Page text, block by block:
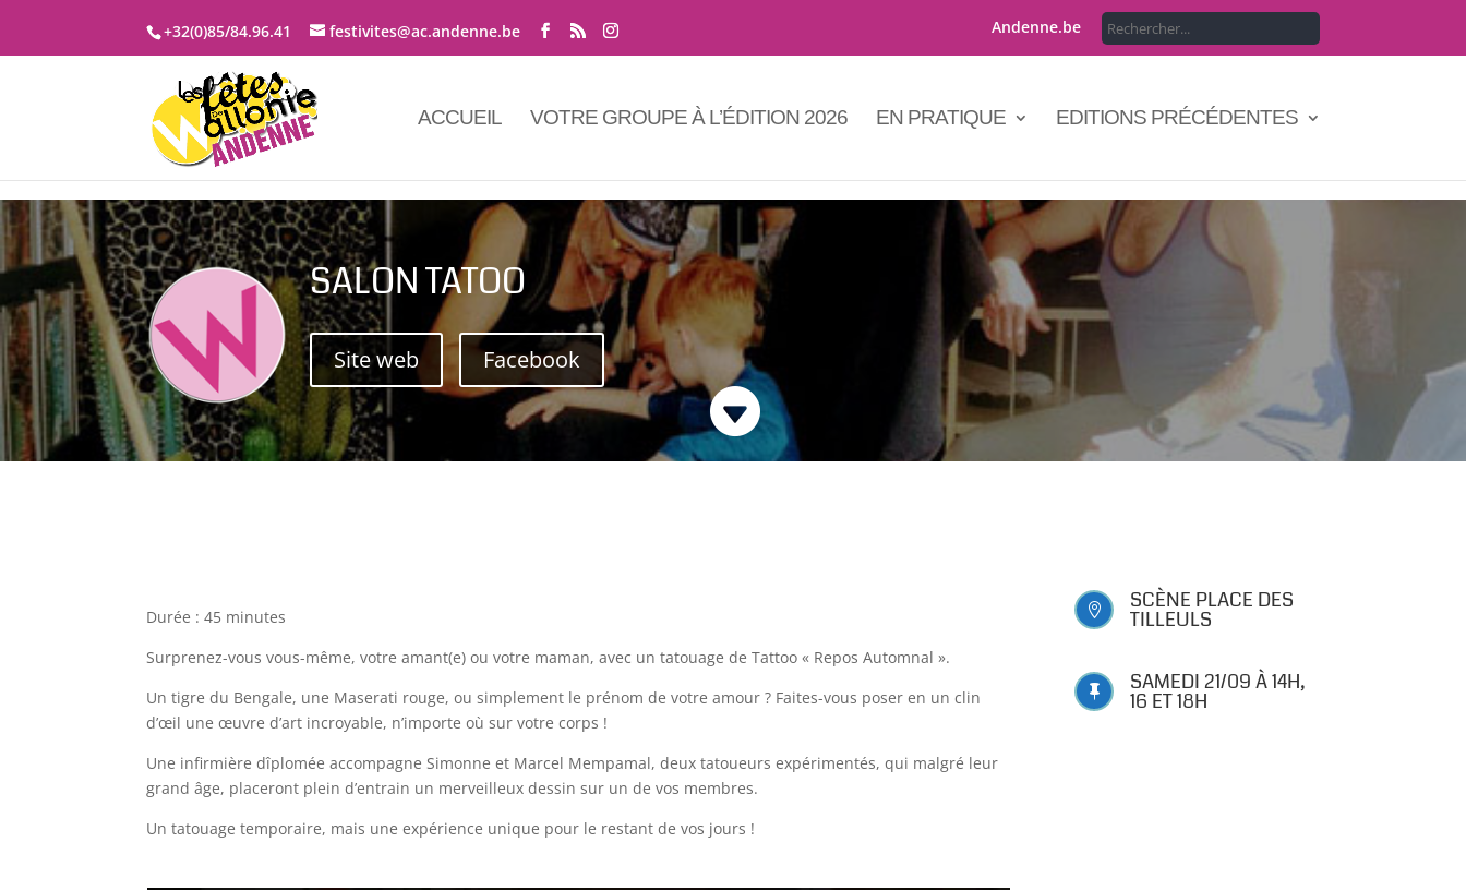
+32(0)85/84.96.41 festivites@ac.andenne.be Andenne.be
ACCUEIL VOTRE GROUPE À L’ÉDITION 2026 EN PRATIQUE EDITIONS PRÉCÉDENTES
SALON TATOO
Site web Facebook

Durée : 45 minutes
Surprenez-vous vous-même, votre amant(e) ou votre maman, avec un tatouage de Tattoo « Repos Automnal ».
Un tigre du Bengale, une Maserati rouge, ou simplement le prénom de votre amour ? Faites-vous poser en un clin
d’œil une œuvre d’art incroyable, n’importe où sur votre corps !
Une infirmière dîplomée accompagne Simonne et Marcel Mempamal, deux tatoueurs expérimentés, qui malgré leur
grand âge, placeront plein d’entrain un merveilleux dessin sur un de vos membres.
Un tatouage temporaire, mais une expérience unique pour le restant de vos jours !
 SCÈNE PLACE DES
TILLEULS
 SAMEDI 21/09 À 14H,
16 ET 18H